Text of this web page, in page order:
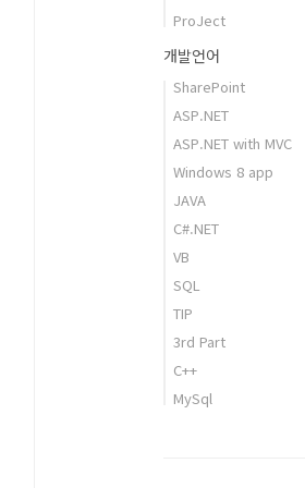
ProJect
개발언어
SharePoint
ASP.NET
ASP.NET with MVC
Windows 8 app
JAVA
C#.NET
VB
SQL
TIP
3rd Part
C++
MySql